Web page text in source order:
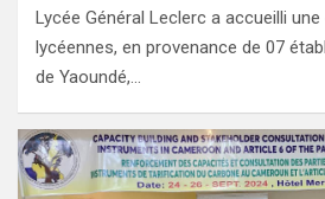
Lycée Général Leclerc a accueilli
lycéennes, en provenance de 07
de Yaoundé,…